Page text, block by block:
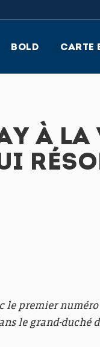
BOLD CARTE
À LA
le premier
le grand-duché